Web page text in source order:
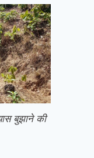
बुझाने की